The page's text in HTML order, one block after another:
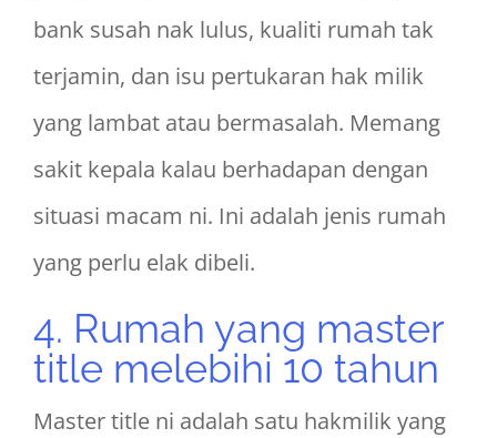
bank susah nak lulus, kualiti rumah tak
terjamin, dan isu pertukaran hak milik
yang lambat atau bermasalah. Memang
sakit kepala kalau berhadapan dengan
situasi macam ni. Ini adalah jenis rumah
yang perlu elak dibeli.
4. Rumah yang master
title melebihi 10 tahun
Master title ni adalah satu hakmilik yang